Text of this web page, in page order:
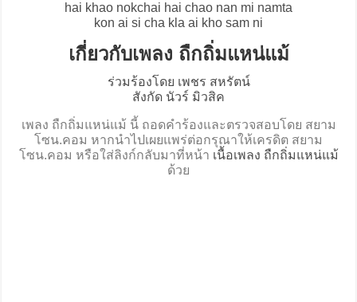
hai khao nokchai hai chao nan mi namta
kon ai si cha kla ai kho sam ni
เกี่ยวกับเพลง ถืกถิ่มแหน่แม้
ร่วมร้องโดย เพชร สหรัตน์
สังกัด นัวร์ มิวสิค
เพลง ถืกถิ่มแหน่แม้ นี้ ถอดคำร้องและตรวจสอบโดย สยาม
โซน.คอม หากนำไปเผยแพร่ต่อกรุณาให้เครดิต สยาม
โซน.คอม หรือใส่ลิงก์กลับมาที่หน้า เนื้อเพลง ถืกถิ่มแหน่แม้
ด้วย